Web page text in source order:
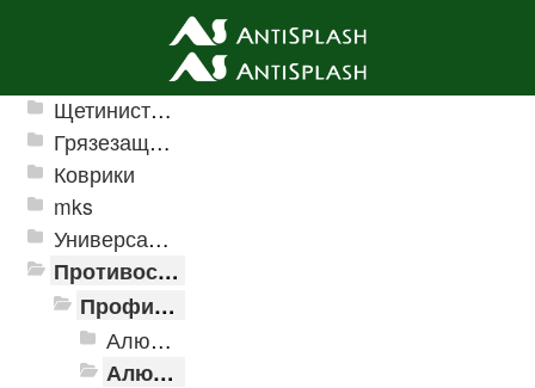
Ячеистые грязезащитные покрытия
Щетинистые покрытия
Грязезащитные, влаговпитывающие покрытия
Коврики
mks
Универсальные модульные покрытия
Противоскользящая защита для лестниц, профили, ленты
Профили алюминиевые с резиновой вставкой
Алюминиевая полоса с резиновыми вставками
Алюминиевый угол-порог с резиновой вставкой